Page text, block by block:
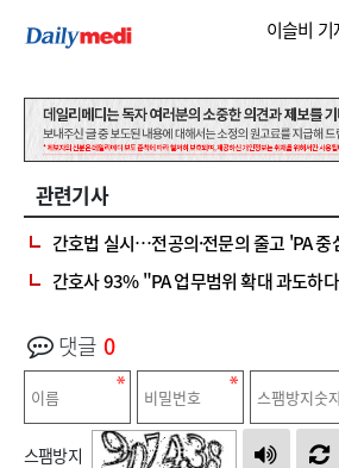
이슬비 기
관련기사
간호법 실시…전공의·전문의 줄고 'PA 중
간호사 93% "PA 업무범위 확대 과도하
댓글 0
스팸방지